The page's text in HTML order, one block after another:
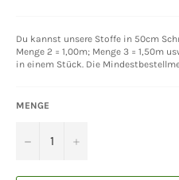
Du kannst unsere Stoffe in 50cm
Menge 2 = 1,00m; Menge 3 = 1,50m
in einem Stück. Die
MENGE
− +